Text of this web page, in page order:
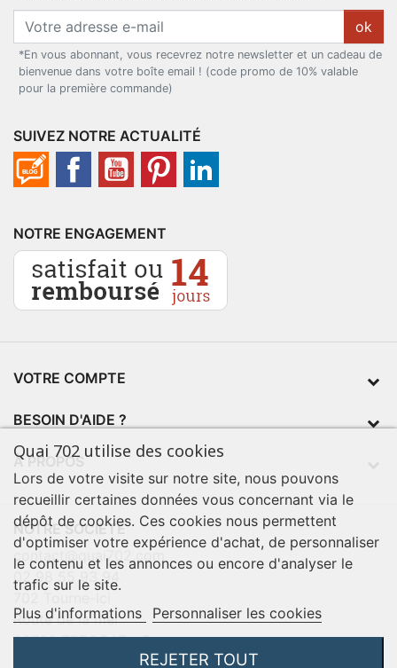
ok
*En vous abonnant, vous recevrez notre newsletter et un cadeau de
bienvenue dans votre boîte email ! (code promo de 10% valable
pour la première commande)
SUIVEZ NOTRE ACTUALITÉ
NOTRE ENGAGEMENT
VOTRE COMPTE
BESOIN D'AIDE ?
À PROPOS
NOTRE SOCIÉTÉ
contact@quai702.com
02 98 55 93 94
Route de la mer
29720 TREOGAT - France
Quai 702 utilise des cookies
Lors de votre visite sur notre site, nous pouvons
recueillir certaines données vous concernant via le
dépôt de cookies. Ces cookies nous permettent
d'optimiser votre expérience d'achat, de personnaliser
le contenu et les annonces ou encore d'analyser le
trafic sur le site.
Plus d'informations
Personnaliser les cookies
REJETER TOUT